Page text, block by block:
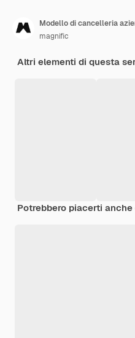
Modello di cancelleria
magnific
Altri elementi di questa
Potrebbero piacerti anche